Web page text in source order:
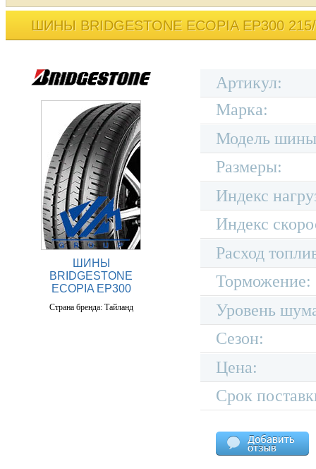
ШИНЫ BRIDGESTONE ECOPIA EP300
ШИНЫ
BRIDGESTONE
ECOPIA EP300
Страна бренда: Тайланд
Артикул:
Марка:
Модель
Размеры:
Индекс
Индекс
Расход
Торможение:
Уровень
Сезон:
Цена:
Срок